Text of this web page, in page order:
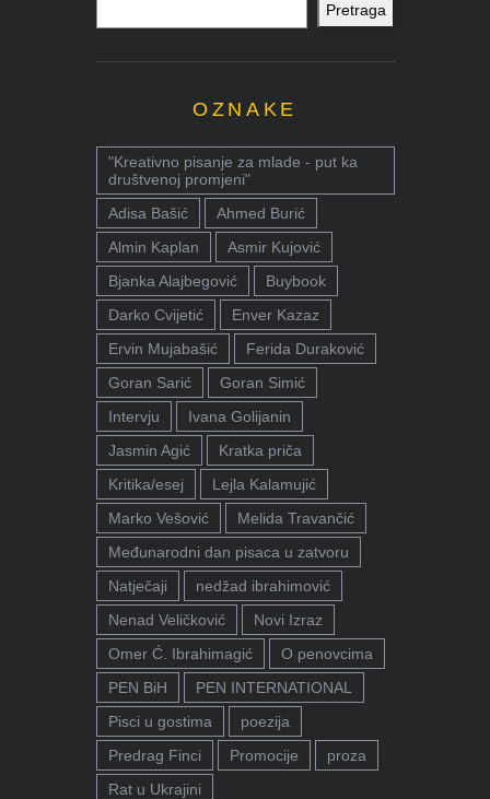
Pretraga
OZNAKE
"Kreativno pisanje za mlade - put ka
društvenoj promjeni"
Adisa Bašić
Ahmed Burić
Almin Kaplan
Asmir Kujović
Bjanka Alajbegović
Buybook
Darko Cvijetić
Enver Kazaz
Ervin Mujabašić
Ferida Duraković
Goran Sarić
Goran Simić
Intervju
Ivana Golijanin
Jasmin Agić
Kratka priča
Kritika/esej
Lejla Kalamujić
Marko Vešović
Melida Travančić
Međunarodni dan pisaca u zatvoru
Natječaji
nedžad ibrahimović
Nenad Veličković
Novi Izraz
Omer Ć. Ibrahimagić
O penovcima
PEN BiH
PEN INTERNATIONAL
Pisci u gostima
poezija
Predrag Finci
Promocije
proza
Rat u Ukrajini